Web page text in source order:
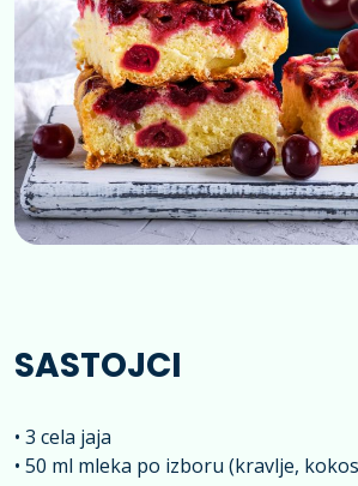
SASTOJCI
• 3 cela jaja
• 50 ml mleka po izboru (kravlje,